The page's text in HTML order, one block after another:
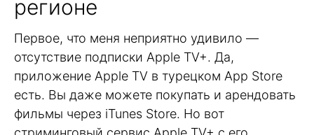
регионе
Первое, что меня неприятно удивило —
отсутствие подписки Apple TV+. Да,
приложение Apple TV в турецком App Store
есть. Вы даже можете покупать и арендовать
фильмы через iTunes Store. Но вот